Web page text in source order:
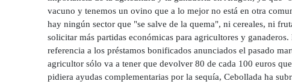
vacuno y tenemos un ovino que a lo mejor no está en otra
hay ningún sector que "se salve de la quema", ni cereales, ni
solicitar más partidas económicas para agricultores y
referencia a los préstamos bonificados anunciados el pasado
agricultor sólo va a tener que devolver 80 de cada 100 euros
pidiera ayudas complementarias por la sequía, Cebollada ha